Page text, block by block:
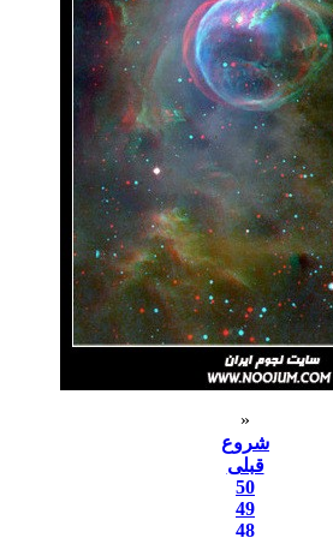
«
شروع
قبلی
50
49
48